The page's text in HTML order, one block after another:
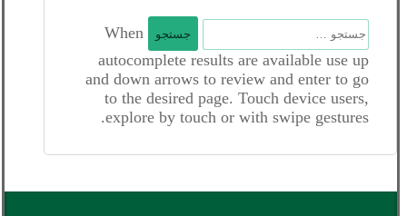
جستجو
برای:
When
autocomplete results are available use up
and down arrows to review and enter to go
to the desired page. Touch device users,
explore by touch or with swipe gestures.